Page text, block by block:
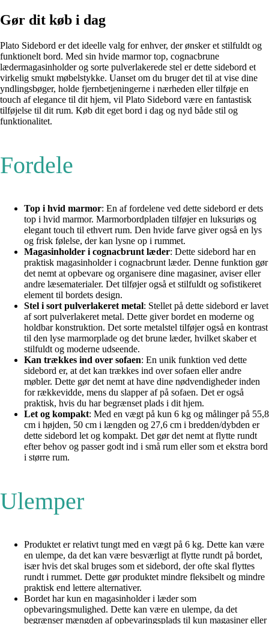
Gør dit køb i dag
Plato Sidebord er det ideelle valg for enhver, der ønsker et stilfuldt og
funktionelt bord. Med sin hvide marmor top, cognacbrune
lædermagasinholder og sorte pulverlakerede stel er dette sidebord et
virkelig smukt møbelstykke. Uanset om du bruger det til at vise dine
yndlingsbøger, holde fjernbetjeningerne i nærheden eller tilføje en
touch af elegance til dit hjem, vil Plato Sidebord være en fantastisk
tilføjelse til dit rum. Køb dit eget bord i dag og nyd både stil og
funktionalitet.
Fordele
Top i hvid marmor: En af fordelene ved dette sidebord er dets
top i hvid marmor. Marmorbordpladen tilføjer en luksuriøs og
elegant touch til ethvert rum. Den hvide farve giver også en lys
og frisk følelse, der kan lysne op i rummet.
Magasinholder i cognacbrunt læder: Dette sidebord har en
praktisk magasinholder i cognacbrunt læder. Denne funktion gør
det nemt at opbevare og organisere dine magasiner, aviser eller
andre læsematerialer. Det tilføjer også et stilfuldt og sofistikeret
element til bordets design.
Stel i sort pulverlakeret metal: Stellet på dette sidebord er lavet
af sort pulverlakeret metal. Dette giver bordet en moderne og
holdbar konstruktion. Det sorte metalstel tilføjer også en kontrast
til den lyse marmorplade og det brune læder, hvilket skaber et
stilfuldt og moderne udseende.
Kan trækkes ind over sofaen: En unik funktion ved dette
sidebord er, at det kan trækkes ind over sofaen eller andre
møbler. Dette gør det nemt at have dine nødvendigheder inden
for rækkevidde, mens du slapper af på sofaen. Det er også
praktisk, hvis du har begrænset plads i dit hjem.
Let og kompakt: Med en vægt på kun 6 kg og målinger på 55,8
cm i højden, 50 cm i længden og 27,6 cm i bredden/dybden er
dette sidebord let og kompakt. Det gør det nemt at flytte rundt
efter behov og passer godt ind i små rum eller som et ekstra bord
i større rum.
Ulemper
Produktet er relativt tungt med en vægt på 6 kg. Dette kan være
en ulempe, da det kan være besværligt at flytte rundt på bordet,
især hvis det skal bruges som et sidebord, der ofte skal flyttes
rundt i rummet. Dette gør produktet mindre fleksibelt og mindre
praktisk end lettere alternativer.
Bordet har kun en magasinholder i læder som
opbevaringsmulighed. Dette kan være en ulempe, da det
begrænser mængden af opbevaringsplads til kun magasiner eller